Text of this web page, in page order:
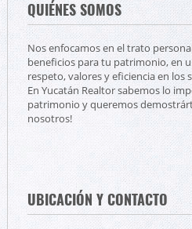
QUIÉNES SOMOS
Nos enfocamos en el trato
beneficios para tu patrimonio, en
respeto, valores y eficiencia en los
En Yucatán Realtor sabemos lo
patrimonio y queremos
nosotros!
UBICACIÓN Y CONTACTO